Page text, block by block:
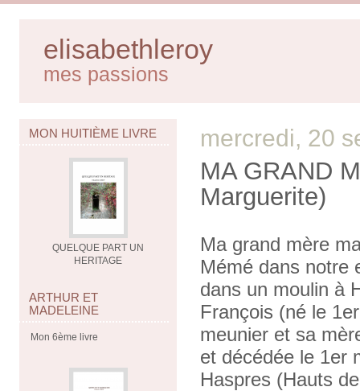
elisabethleroy
mes passions
MON HUITIÈME LIVRE
QUELQUE PART UN
HERITAGE
ARTHUR ET
MADELEINE
Mon 6ème livre
mercredi, 20
MA GRAND
Marguerite)
Ma grand mère
Mémé dans notre
dans un moulin à
François (né le
meunier et sa
et décédée le 1er
Haspres (Hauts